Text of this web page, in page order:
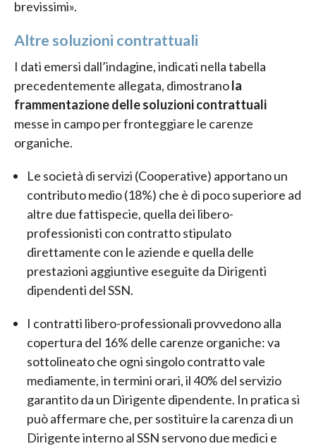
brevissimi».
Altre soluzioni contrattuali
I dati emersi dall’indagine, indicati nella tabella
precedentemente allegata, dimostranola
frammentazione delle soluzioni contrattuali
messe in campo per fronteggiare le carenze
organiche.
Le società di servizi (Cooperative) apportano un
contributo medio (18%) che è di poco superiore ad
altre due fattispecie, quella dei libero-
professionisti con contratto stipulato
direttamente con le aziende e quella delle
prestazioni aggiuntive eseguite da Dirigenti
dipendenti del SSN.
I contratti libero-professionali provvedono alla
copertura del 16% delle carenze organiche: va
sottolineato che ogni singolo contratto vale
mediamente, in termini orari, il 40% del servizio
garantito da un Dirigente dipendente. In pratica si
può affermare che, per sostituire la carenza di un
Dirigente interno al SSN servono due medici e